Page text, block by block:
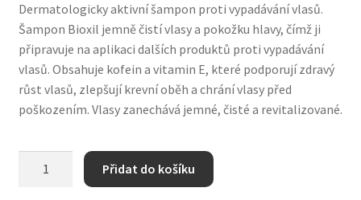
Zboží se slevou
Zkušební stránka
Dermatologicky aktivní šampon proti vypadávání vlasů.
Šampon Bioxil jemně čistí vlasy a pokožku hlavy, čímž ji
připravuje na aplikaci dalších produktů proti vypadávání
vlasů. Obsahuje kofein a vitamin E, které podporují zdravý
růst vlasů, zlepšují krevní oběh a chrání vlasy před
poškozením. Vlasy zanechává jemné, čisté a revitalizované.
Přidat do košíku